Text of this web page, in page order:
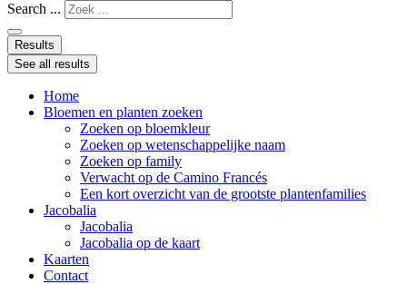
Search ...
Results
See all results
Home
Bloemen en planten zoeken
Zoeken op bloemkleur
Zoeken op wetenschappelijke naam
Zoeken op family
Verwacht op de Camino Francés
Een kort overzicht van de grootste plantenfamilies
Jacobalia
Jacobalia
Jacobalia op de kaart
Kaarten
Contact